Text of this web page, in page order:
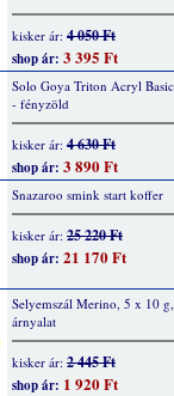
kisker ár: 4 050 Ft
shop ár: 3 395 Ft
Solo Goya Triton Acryl
- fényzöld
kisker ár: 4 630 Ft
shop ár: 3 890 Ft
Snazaroo smink start koffer
kisker ár: 25 220 Ft
shop ár: 21 170 Ft
Selyemszál Merino, 5 x 10
árnyalat
kisker ár: 2 445 Ft
shop ár: 1 920 Ft